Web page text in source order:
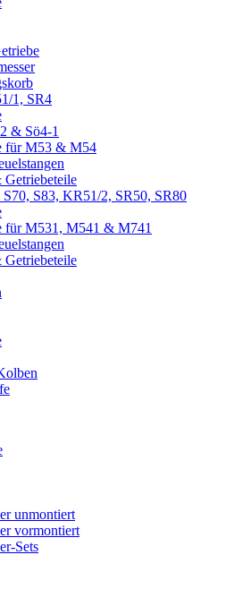
1, SR4
& Sö4-1
für M53 & M54
Getriebeteile
S83, KR51/2, SR50, SR80
für M531, M541 & M741
Getriebeteile
unmontiert
vormontiert
Sets